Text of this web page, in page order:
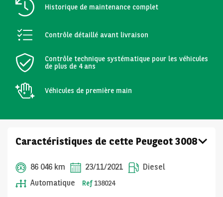
Historique de maintenance complet
Contrôle détaillé avant livraison
Contrôle technique systématique pour les véhicules
de plus de 4 ans
Véhicules de première main
Caractéristiques de cette Peugeot 3008
86 046 km 23/11/2021
Diesel
Automatique
Ref 138024